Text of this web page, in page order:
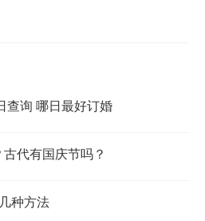
查询 哪日最好订婚
代有国庆节吗？
种方法